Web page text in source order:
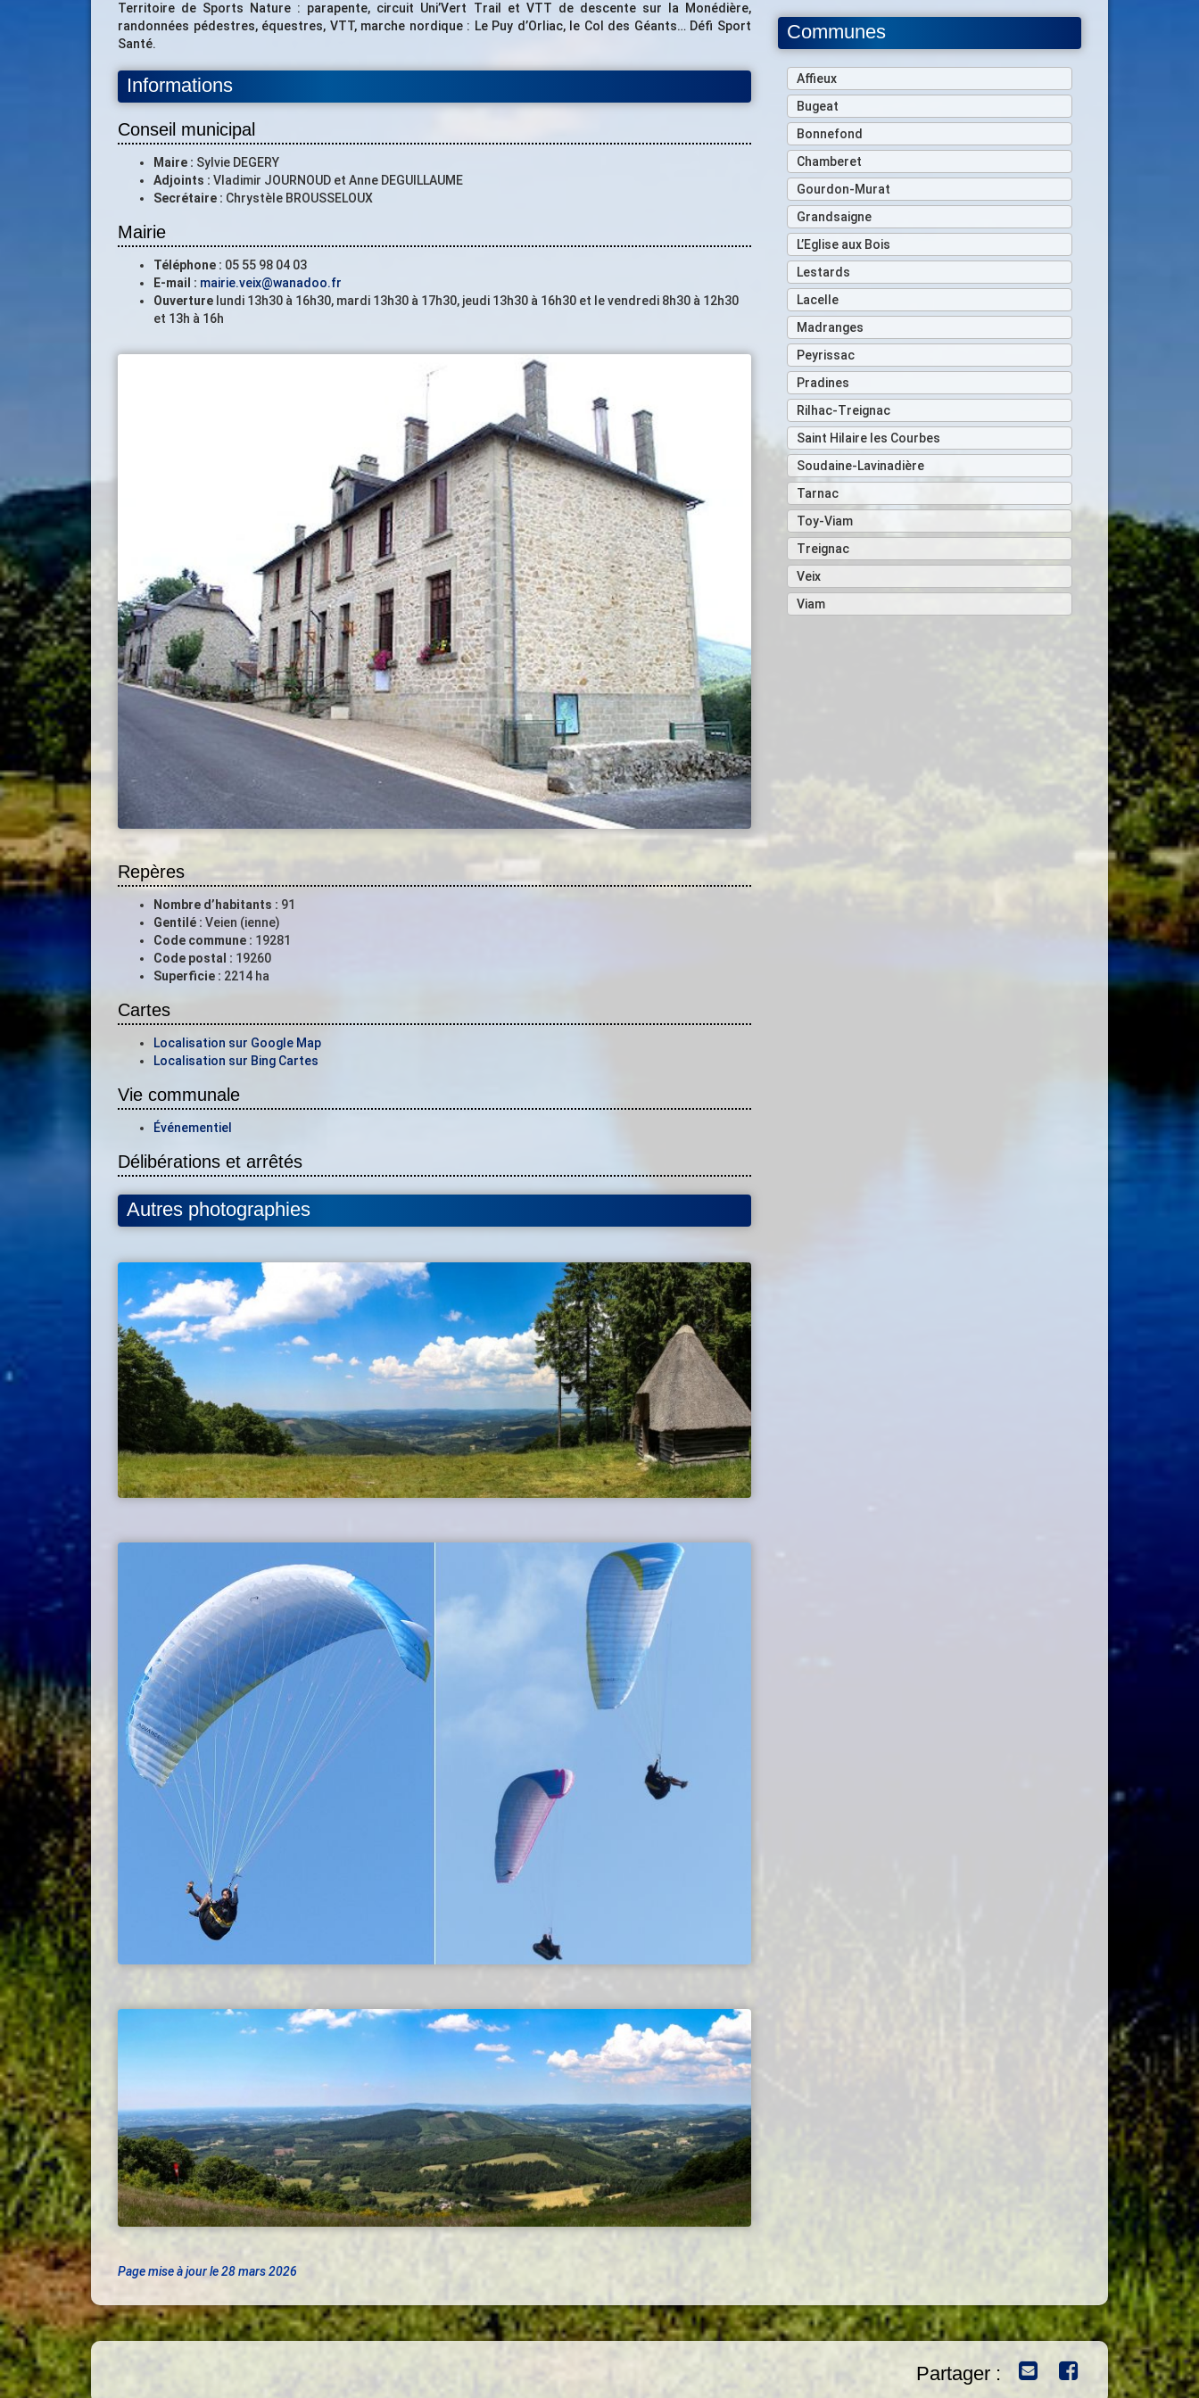
Territoire de Sports Nature : parapente, circuit Uni’Vert Trail et VTT de descente sur la Monédière,
randonnées pédestres, équestres, VTT, marche nordique : Le Puy d’Orliac, le Col des Géants… Défi Sport
Santé.
Informations
Conseil municipal
Maire : Sylvie DEGERY
Adjoints : Vladimir JOURNOUD et Anne DEGUILLAUME
Secrétaire : Chrystèle BROUSSELOUX
Mairie
Téléphone : 05 55 98 04 03
E-mail : mairie.veix@wanadoo.fr
Ouverture lundi 13h30 à 16h30, mardi 13h30 à 17h30, jeudi 13h30 à 16h30 et le vendredi 8h30 à 12h30
et 13h à 16h
Repères
Nombre d’habitants : 91
Gentilé : Veien (ienne)
Code commune : 19281
Code postal : 19260
Superficie : 2214 ha
Cartes
Localisation sur Google Map
Localisation sur Bing Cartes
Vie communale
Événementiel
Délibérations et arrêtés
Autres photographies
Page mise à jour le 28 mars 2026
Communes
Affieux
Bugeat
Bonnefond
Chamberet
Gourdon-Murat
Grandsaigne
L’Eglise aux Bois
Lestards
Lacelle
Madranges
Peyrissac
Pradines
Rilhac-Treignac
Saint Hilaire les Courbes
Soudaine-Lavinadière
Tarnac
Toy-Viam
Treignac
Veix
Viam
Partager :